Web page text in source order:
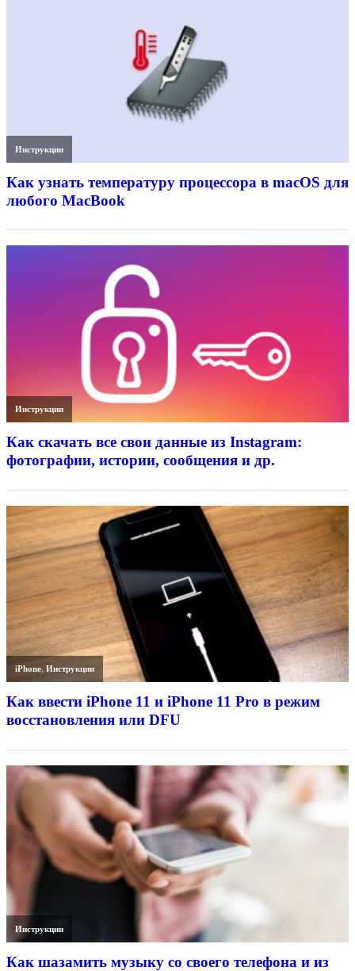
Инструкции
Как узнать температуру процессора в macOS для
любого MacBook
Инструкции
Как скачать все свои данные из Instagram:
фотографии, истории, сообщения и др.
iPhone,Инструкции
Как ввести iPhone 11 и iPhone 11 Pro в режим
восстановления или DFU
Инструкции
Как шазамить музыку со своего телефона и из